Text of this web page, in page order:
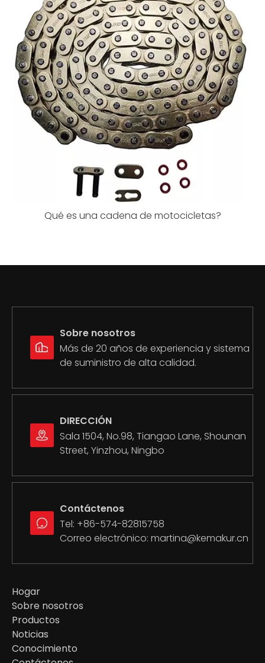
Qué es una cadena de motocicletas?
Sobre nosotros
Más de 20 años de experiencia y sistema
de suministro de alta calidad.
DIRECCIÓN
Sala 1504, No.98, Tiangao Lane, Shounan
Street, Yinzhou, Ningbo
Contáctenos
Tel: +86-574-82815758
Correo electrónico: martina@kemakur.cn
Hogar
Sobre nosotros
Productos
Noticias
Conocimiento